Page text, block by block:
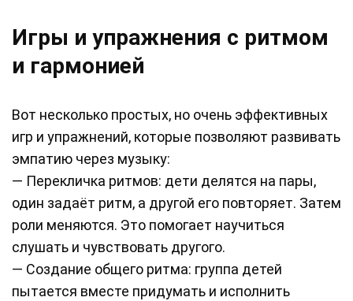
Игры и упражнения с ритмом
и гармонией
Вот несколько простых, но очень эффективных
игр и упражнений, которые позволяют развивать
эмпатию через музыку:
— Перекличка ритмов: дети делятся на пары,
один задаёт ритм, а другой его повторяет. Затем
роли меняются. Это помогает научиться
слушать и чувствовать другого.
— Создание общего ритма: группа детей
пытается вместе придумать и исполнить